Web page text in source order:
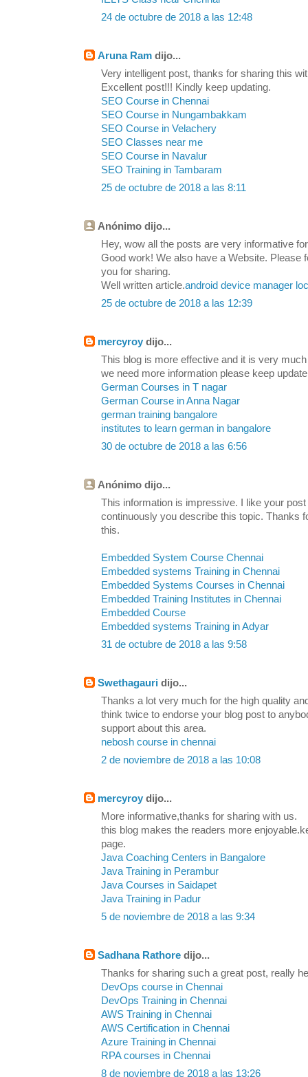
24 de octubre de 2018 a las 12:48
Aruna Ram dijo...
Very intelligent post, thanks for sharing this
Excellent post!!! Kindly keep updating.
SEO Course in Chennai
SEO Course in Nungambakkam
SEO Course in Velachery
SEO Classes near me
SEO Course in Navalur
SEO Training in Tambaram
25 de octubre de 2018 a las 8:11
Anónimo dijo...
Hey, wow all the posts are very informative
Good work! We also have a Website. Please
you for sharing.
Well written article.android device manager
25 de octubre de 2018 a las 12:39
mercyroy dijo...
This blog is more effective and it is very
we need more information please keep
German Courses in T nagar
German Course in Anna Nagar
german training bangalore
institutes to learn german in bangalore
30 de octubre de 2018 a las 6:56
Anónimo dijo...
This information is impressive. I like your
continuously you describe this topic. Thanks
this.
Embedded System Course Chennai
Embedded systems Training in Chennai
Embedded Systems Courses in Chennai
Embedded Training Institutes in Chennai
Embedded Course
Embedded systems Training in Adyar
31 de octubre de 2018 a las 9:58
Swethagauri dijo...
Thanks a lot very much for the high quality
think twice to endorse your blog post to
support about this area.
nebosh course in chennai
2 de noviembre de 2018 a las 10:08
mercyroy dijo...
More informative,thanks for sharing with us.
this blog makes the readers more
page.
Java Coaching Centers in Bangalore
Java Training in Perambur
Java Courses in Saidapet
Java Training in Padur
5 de noviembre de 2018 a las 9:34
Sadhana Rathore dijo...
Thanks for sharing such a great post, really
DevOps course in Chennai
DevOps Training in Chennai
AWS Training in Chennai
AWS Certification in Chennai
Azure Training in Chennai
RPA courses in Chennai
8 de noviembre de 2018 a las 13:26